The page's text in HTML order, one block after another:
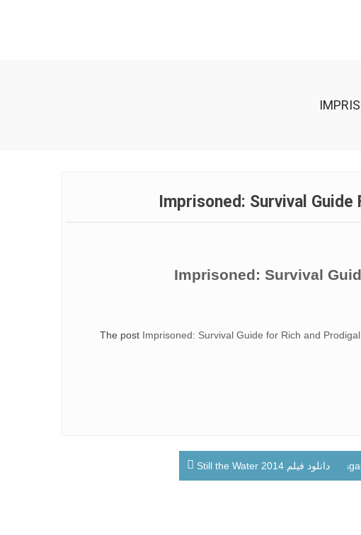
The post Imprisoned: Survival Guide for Rich and Prodigal
دانلود فیلم Still the Water 2014